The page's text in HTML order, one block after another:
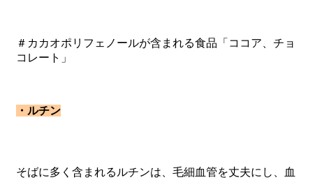
＃カカオポリフェノールが含まれる食品「ココア、チョ
コレート」
・ルチン
そばに多く含まれるルチンは、毛細血管を丈夫にし、血